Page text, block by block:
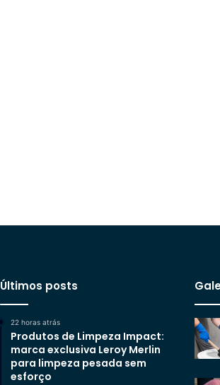
Últimos posts
22 horas atrás
Produtos de Limpeza Impact:
marca exclusiva Leroy Merlin
para limpeza pesada sem
esforço